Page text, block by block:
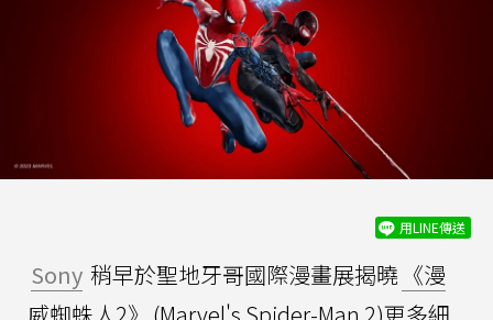
用LINE傳送
Sony 稍早於聖地牙哥國際漫畫展揭曉 《漫